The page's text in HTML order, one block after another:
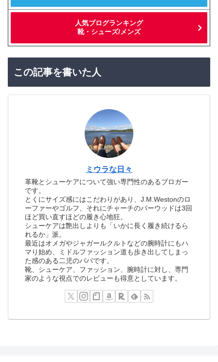
人気ブログランキング
靴・シューズ/メンズ
この記事を書いた人
ミウラな日々
革靴とシューケアについて強い専門性のあるブロガー
です。
とくにサイズ感にはこだわりがあり、J.M.Westonのロ
ーファーやゴルフ、それにチャーチのバーウッドは3回
ほど買い直すほどの履き心地狂。
シューケアは艶出しよりも「いかに長く履き続けるら
れるか」派。
最近はオメガやジャガールクルトなどの腕時計にもハ
マり始め、ミドルファッション道も歩き出してしまっ
た感のある二児のパパです。
靴、シューケア、ファッション、腕時計に対し、専門
家のような視点でのレビューも得意としています。